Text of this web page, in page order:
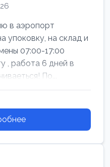
в аэропорт
упоковку, на склад и
07:00-17:00
, работа 6 дней в
По...